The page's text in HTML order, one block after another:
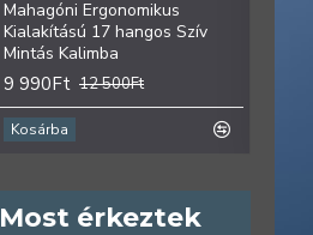
Mahagóni Ergonomikus
Kialakítású 17 hangos Szív
Mintás Kalimba
9 990Ft 12 500Ft
Kosárba
Most érkeztek